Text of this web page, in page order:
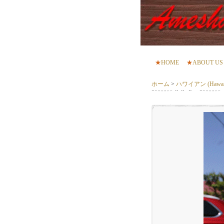
★HOME ★ABOUT US
ホーム > ハワイアン